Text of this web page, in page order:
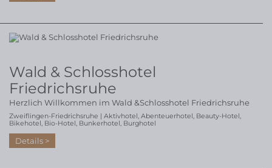
Wald & Schlosshotel
Friedrichsruhe
Herzlich Willkommen im Wald &Schlosshotel Friedrichsruhe
Zweiflingen-Friedrichsruhe | Aktivhotel, Abenteuerhotel, Beauty-Hotel,
Bikehotel, Bio-Hotel, Bunkerhotel, Burghotel
Details